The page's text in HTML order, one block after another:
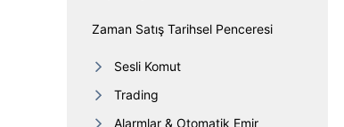
Zaman Satış Tarihsel Penceresi
Sesli Komut
Trading
Alarmlar & Otomatik Emir